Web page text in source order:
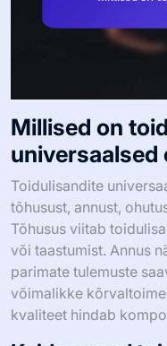
Millised on
universaalsed
Toidulisandite
tõhusust, annust,
Tõhusus viitab
või taastumist. Annus
parimate tulemuste
võimalikke
kvaliteet hindab